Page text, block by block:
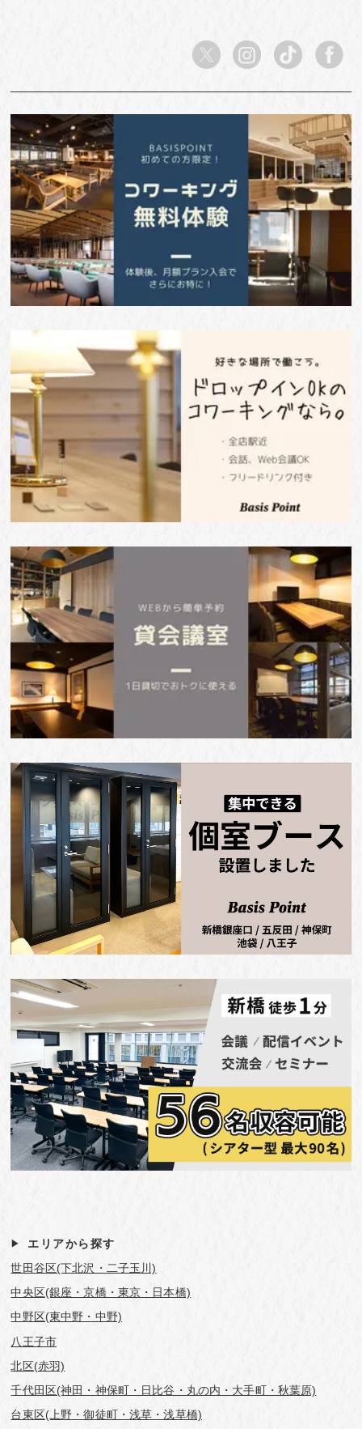
エリアから探す
世田谷区(下北沢・二子玉川)
中央区(銀座・京橋・東京・日本橋)
中野区(東中野・中野)
八王子市
北区(赤羽)
千代田区(神田・神保町・日比谷・丸の内・大手町・秋葉原)
台東区(上野・御徒町・浅草・浅草橋)